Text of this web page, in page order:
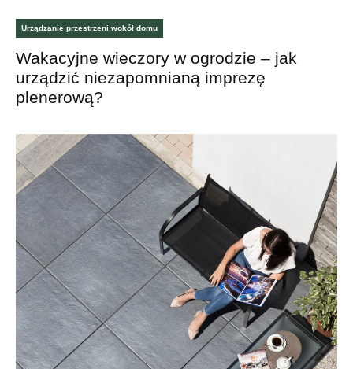
Urządzanie przestrzeni wokół domu
Wakacyjne wieczory w ogrodzie – jak
urządzić niezapomnianą imprezę
plenerową?